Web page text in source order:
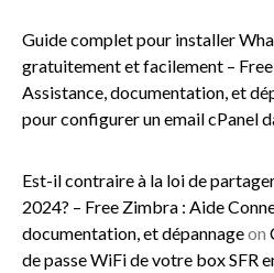
Guide complet pour installer
gratuitement et facilement –
Assistance, documentation, et
pour configurer un email cPanel
Est-il contraire à la loi de
2024? – Free Zimbra : Aide
documentation, et dépannageon
de passe WiFi de votre box SFR